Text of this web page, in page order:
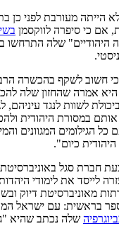
הייתה מעורבת לפני כן
אם כי סיפרה לווקסמן
היהודיים" שלה התרחשו
חשוב לשקף בהכשרה
היא אמרה שהחזון שלה
לשוות לנגד עיניהם,
במסורת היהודית
הגילומים המגוונים
כיום".
ה-44 היא כעת חברת סגל
לייסד את לימודי
בראשית: עם ישראל
שלה נכתב שהיא